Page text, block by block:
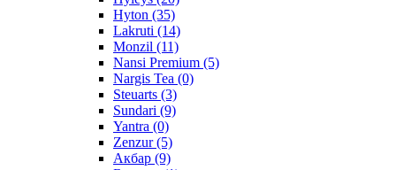
Hyton (35)
Lakruti (14)
Monzil (11)
Nansi Premium (5)
Nargis Tea (0)
Steuarts (3)
Sundari (9)
Yantra (0)
Zenzur(5)
Акбар (9)